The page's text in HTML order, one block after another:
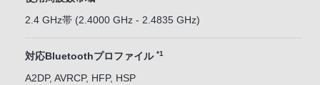
2.4 GHz帯 (2.4000 GHz - 2.4835 GHz)
対応Bluetoothプロファイル *1
A2DP, AVRCP, HFP, HSP